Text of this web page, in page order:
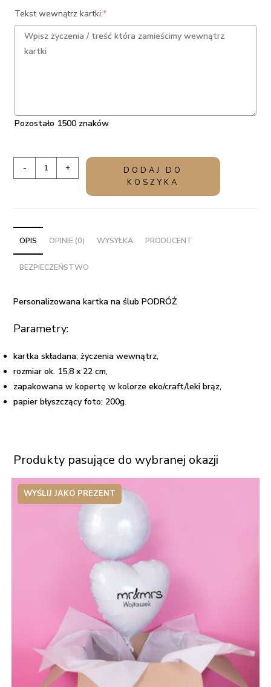
Tekst wewnątrz kartki:*(required)
Pozostało 1500 znaków
Personalizowana
ślub
PODRÓŻ
- +
DODAJ DO
KOSZYKA
OPIS OPINIE (0) WYSYŁKA PRODUCENT
BEZPIECZEŃSTWO
Personalizowana kartka na ślub PODRÓŻ
Parametry:
kartka składana; życzenia wewnątrz,
rozmiar ok. 15,8 x 22 cm,
zapakowana w kopertę w kolorze eko/craft/leki brąz,
papier błyszczący foto; 200g.
Produkty pasujące do wybranej okazji
WYŚLIJ JAKO PREZENT